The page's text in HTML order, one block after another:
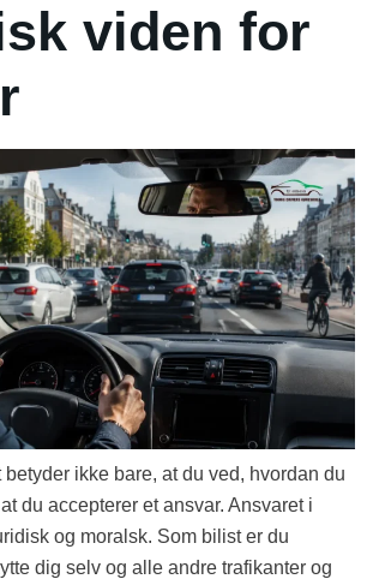
viden for
ikke bare, at du ved, hvordan du
du accepterer et ansvar. Ansvaret i
og moralsk. Som bilist er du
dig selv og alle andre trafikanter og